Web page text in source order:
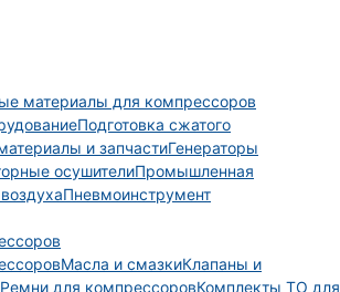
материалы для компрессоров
Подготовка сжатого
и запчастиГенераторы
осушителиПромышленная
Пневмоинструмент
Масла и смазкиКлапаны и
Ремни для компрессоровКомплекты ТО для